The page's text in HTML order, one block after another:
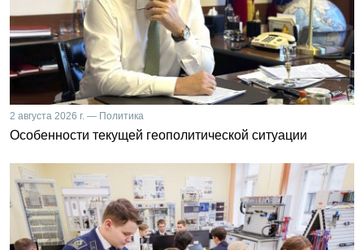
2 августа 2026 г. — Политика
Особенности текущей геополитической ситуации